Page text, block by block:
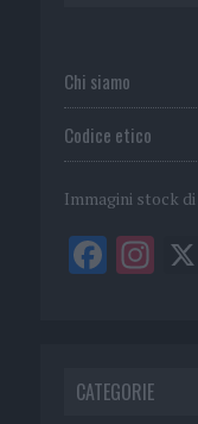
Chi siamo
Codice etico
Immagini stock di
CATEGORIE